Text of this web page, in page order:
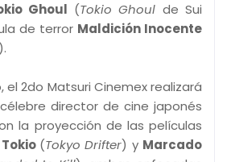
Ghoul (Tokio Ghoul de Sui
de terror Maldición Inocente
el 2do Matsuri Cinemex realizará
director de cine japonés
la proyección de las películas
(Tokyo Drifter) y Marcado